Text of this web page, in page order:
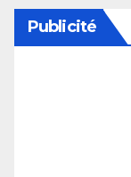
Publicité